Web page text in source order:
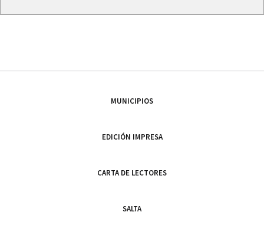
MUNICIPIOS
EDICIÓN IMPRESA
CARTA DE LECTORES
SALTA